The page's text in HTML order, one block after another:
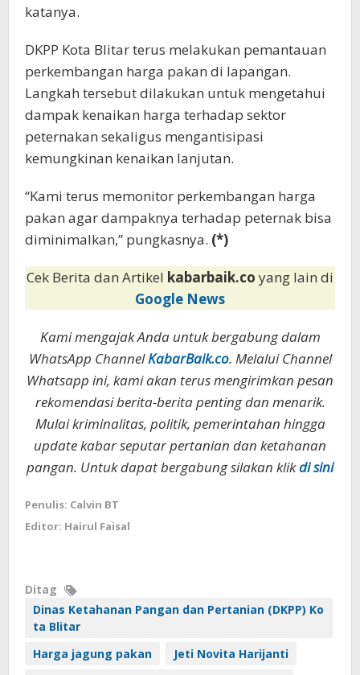
katanya.
DKPP Kota Blitar terus melakukan pemantauan
perkembangan harga pakan di lapangan.
Langkah tersebut dilakukan untuk mengetahui
dampak kenaikan harga terhadap sektor
peternakan sekaligus mengantisipasi
kemungkinan kenaikan lanjutan.
“Kami terus memonitor perkembangan harga
pakan agar dampaknya terhadap peternak bisa
diminimalkan,” pungkasnya. (*)
Cek Berita dan Artikel kabarbaik.co yang lain di
Google News
Kami mengajak Anda untuk bergabung dalam
WhatsApp ChannelKabarBaik.co. Melalui Channel
Whatsapp ini, kami akan terus mengirimkan pesan
rekomendasi berita-berita penting dan menarik.
Mulai kriminalitas, politik, pemerintahan hingga
update kabar seputar pertanian dan ketahanan
pangan. Untuk dapat bergabung silakan klikdi sini
Penulis: Calvin BT
Editor: Hairul Faisal
Ditag
Dinas Ketahanan Pangan dan Pertanian (DKPP) Ko
ta Blitar
Harga jagung pakan
Jeti Novita Harijanti